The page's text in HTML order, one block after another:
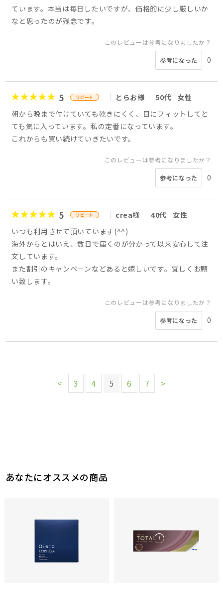
ています。本当は毎日したいですが、価格的に少し厳しいか
なと思ったのが残念です。
このレビューは参考になりましたか？
参考になった 0
5 とらお様 50代
女性
朝から晩まで付けていても乾きにくく、目にフィットしてと
ても気に入っています。私の定番になっています。
これからも買い続けていきたいです。
このレビューは参考になりましたか？
参考になった 0
5 crea様 40代
女性
いつも利用させて頂いています(^^)
海外からとはいえ、数日で届くのが分かって以来安心して注
文しています。
また割引のキャンペーンなどあると嬉しいです。宜しくお願
い致します。
このレビューは参考になりましたか？
参考になった 0
< 3 4 5 6 7 >
あなたにオススメの商品